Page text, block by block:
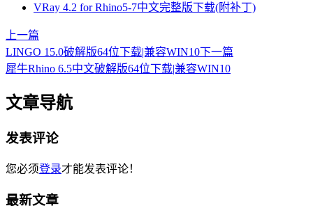
VRay 4.2 for Rhino5-7中文完整版下载(附补丁)
上一篇
LINGO 15.0破解版64位下载|兼容WIN10下一篇
犀牛Rhino 6.5中文破解版64位下载|兼容WIN10
文章导航
发表评论
您必须登录才能发表评论！
最新文章